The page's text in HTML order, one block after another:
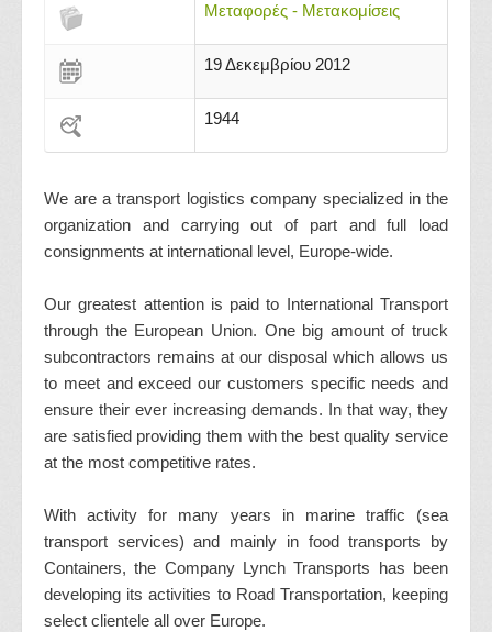
Μεταφορές - Μετακομίσεις
19 Δεκεμβρίου 2012
1944
We are a transport logistics company specialized in the
organization and carrying out of part and full load
consignments at international level, Europe-wide.
Our greatest attention is paid to International Transport
through the European Union. One big amount of truck
subcontractors remains at our disposal which allows us
to meet and exceed our customers specific needs and
ensure their ever increasing demands. In that way, they
are satisfied providing them with the best quality service
at the most competitive rates.
With activity for many years in marine traffic (sea
transport services) and mainly in food transports by
Containers, the Company Lynch Transports has been
developing its activities to Road Transportation, keeping
select clientele all over Europe.